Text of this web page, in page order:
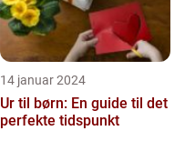
14 januar 2024
Ur til børn: En guide til det
perfekte tidspunkt